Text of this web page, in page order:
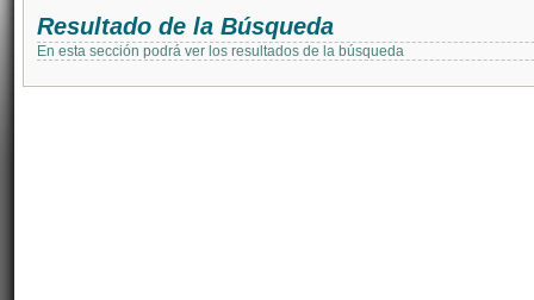
Resultado de la Búsqueda
En esta sección podrá ver los resultados de la búsqueda